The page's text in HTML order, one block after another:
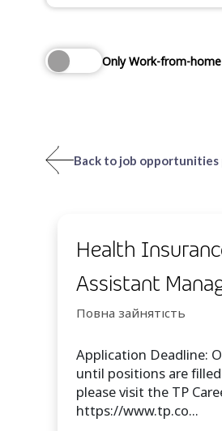
Only Work-from-home
Back to job opportunities
Health
Assistant
WAH | Temp
Повна зайнятість
Application Deadline:
until positions are
please visit the TP
https://www.tp.co...